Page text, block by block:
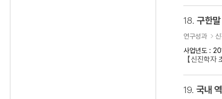
18. 구한
연구성과
사업년도 :
【신진학
19. 국내